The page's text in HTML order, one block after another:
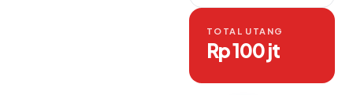
TOTAL UTANG
Rp 100 jt